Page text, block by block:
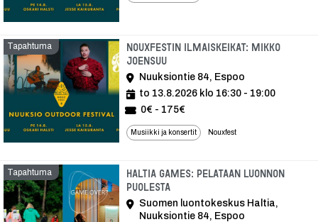
Tapahtuma
Nouxfestin ilmaiskeikat: Mikko
Joensuu
Nuuksiontie 84, Espoo
to 13.8.2026 klo 16:30 - 19:00
0€ - 175€
Musiikki ja konsertit Nouxfest
Tapahtuma
Haltia Games: Pelataan luonnon
puolesta
Suomen luontokeskus Haltia,
Nuuksiontie 84, Espoo